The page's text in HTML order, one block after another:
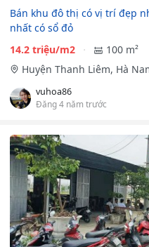
Bán khu đô thị có vị trí đẹp
nhất có sổ đỏ
14.2 triệu/m2
100 m²
Huyện Thanh Liêm, Hà
vuhoa86
Đăng 4 năm trước